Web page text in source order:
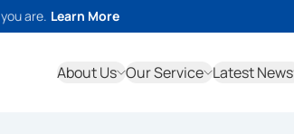
are. Learn More
About Us Our Service Latest News